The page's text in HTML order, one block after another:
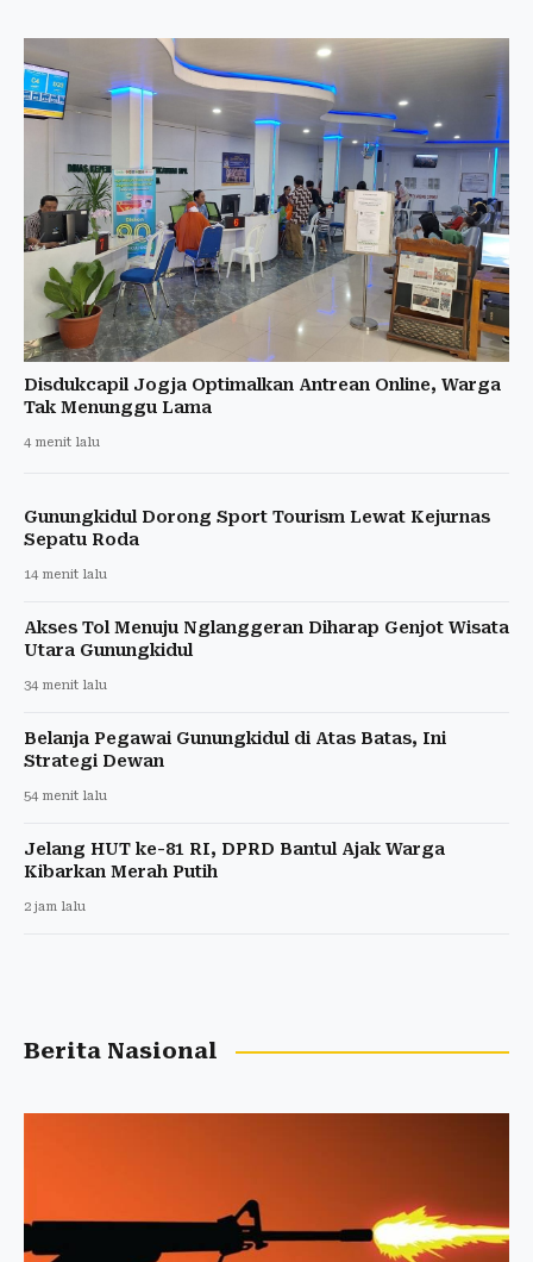
Disdukcapil Jogja Optimalkan Antrean Online, Warga
Tak Menunggu Lama
4 menit lalu
Gunungkidul Dorong Sport Tourism Lewat Kejurnas
Sepatu Roda
14 menit lalu
Akses Tol Menuju Nglanggeran Diharap Genjot Wisata
Utara Gunungkidul
34 menit lalu
Belanja Pegawai Gunungkidul di Atas Batas, Ini
Strategi Dewan
54 menit lalu
Jelang HUT ke-81 RI, DPRD Bantul Ajak Warga
Kibarkan Merah Putih
2 jam lalu
Berita Nasional